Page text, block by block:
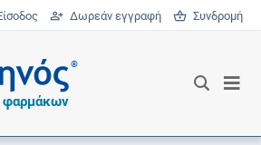
Δωρεάν εγγραφή Συνδρομή
®
φαρμάκων